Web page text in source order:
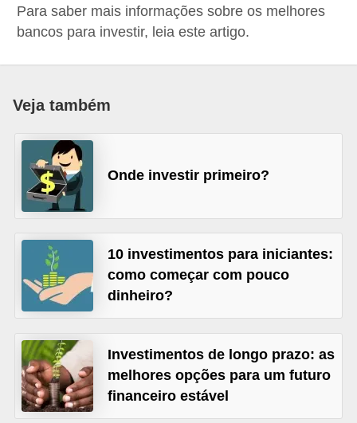
Para saber mais informações sobre os melhores
bancos para investir, leia este artigo.
Veja também
Onde investir primeiro?
10 investimentos para iniciantes:
como começar com pouco
dinheiro?
Investimentos de longo prazo: as
melhores opções para um futuro
financeiro estável
n
c
e
n
s
t
u
i
õ
e
s
f